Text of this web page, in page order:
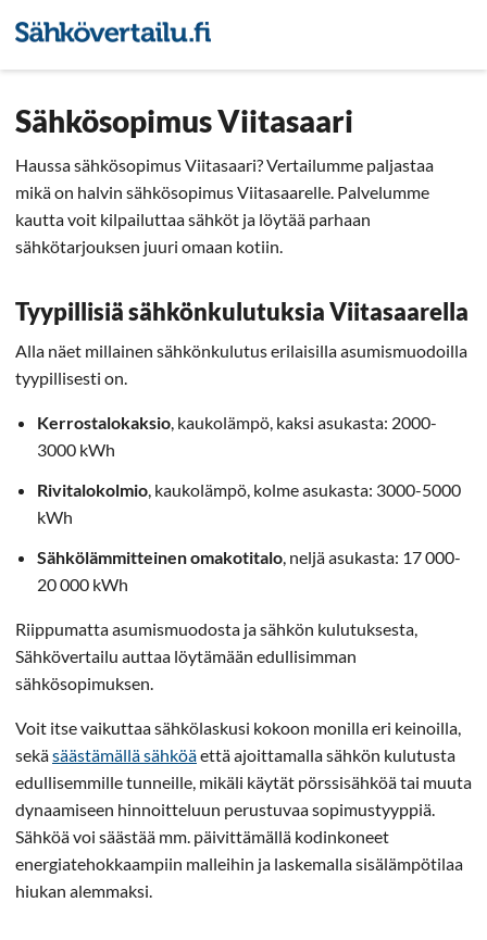
Sähkösopimus Viitasaari
Haussa sähkösopimus Viitasaari? Vertailumme paljastaa
mikä on halvin sähkösopimus Viitasaarelle. Palvelumme
kautta voit kilpailuttaa sähköt ja löytää parhaan
sähkötarjouksen juuri omaan kotiin.
Tyypillisiä sähkönkulutuksia Viitasaarella
Alla näet millainen sähkönkulutus erilaisilla asumismuodoilla
tyypillisesti on.
Kerrostalokaksio, kaukolämpö, kaksi asukasta: 2000-
3000 kWh
Rivitalokolmio, kaukolämpö, kolme asukasta: 3000-5000
kWh
Sähkölämmitteinen omakotitalo, neljä asukasta: 17 000-
20 000 kWh
Riippumatta asumismuodosta ja sähkön kulutuksesta,
Sähkövertailu auttaa löytämään edullisimman
sähkösopimuksen.
Voit itse vaikuttaa sähkölaskusi kokoon monilla eri keinoilla,
sekäsäästämällä sähköäettä ajoittamalla sähkön kulutusta
edullisemmille tunneille, mikäli käytät pörssisähköä tai muuta
dynaamiseen hinnoitteluun perustuvaa sopimustyyppiä.
Sähköä voi säästää mm. päivittämällä kodinkoneet
energiatehokkaampiin malleihin ja laskemalla sisälämpötilaa
hiukan alemmaksi.